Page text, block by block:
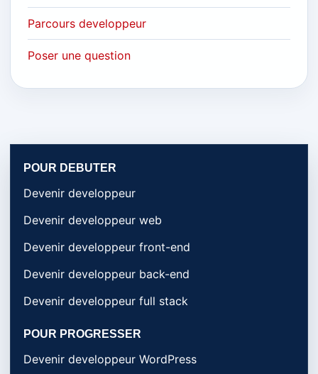
Parcours developpeur
Poser une question
POUR DEBUTER
Devenir developpeur
Devenir developpeur web
Devenir developpeur front-end
Devenir developpeur back-end
Devenir developpeur full stack
POUR PROGRESSER
Devenir developpeur WordPress